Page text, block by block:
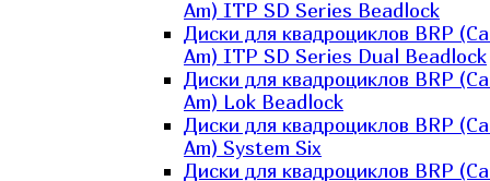
Am) ITP SD Series Beadlock
Диски для квадроциклов BRP
Am) ITP SD Series Dual Beadlock
Диски для квадроциклов BRP
Am) Lok Beadlock
Диски для квадроциклов BRP
Am) System Six
Диски для квадроциклов BRP